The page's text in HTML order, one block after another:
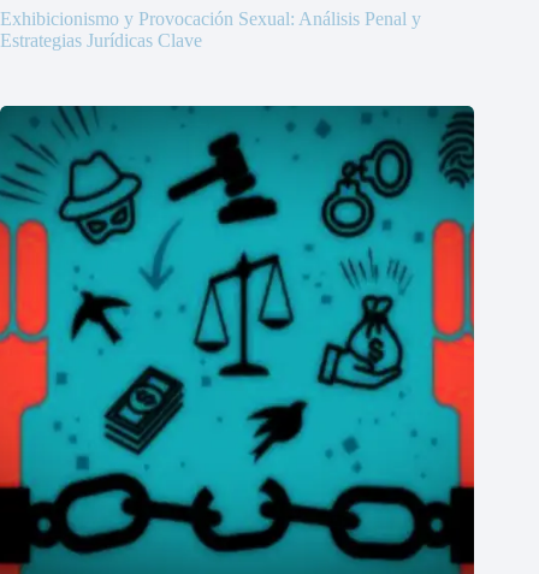
Exhibicionismo y Provocación Sexual: Análisis Penal y
Estrategias Jurídicas Clave